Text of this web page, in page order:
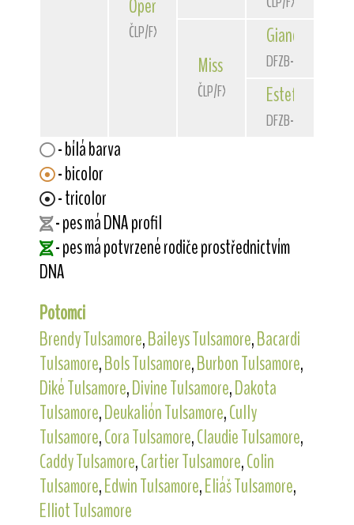
Opera od Rytíře Malovce
ČLP/FXH/35885
Miss Marple de la Rosa
ČLP/FXH/34472
Giancarlo
DFZB-06 1180
Estefania
DFZB-05 1124
- bílá barva
- bicolor
- tricolor
- pes má DNA profil
- pes má potvrzené rodiče prostřednictvím
DNA
Potomci
Brendy Tulsamore,Baileys Tulsamore,Bacardi
Tulsamore,Bols Tulsamore,Burbon Tulsamore,
Diké Tulsamore,Divine Tulsamore,Dakota
Tulsamore,Deukalión Tulsamore,Cully
Tulsamore,Cora Tulsamore,Claudie Tulsamore,
Caddy Tulsamore,Cartier Tulsamore,Colin
Tulsamore,Edwin Tulsamore,Eliáš Tulsamore,
Elliot Tulsamore